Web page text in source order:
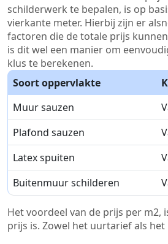
schilderwerk te bepalen, is op
vierkante meter. Hierbij zijn er
factoren die de totale prijs
is dit wel een manier om
klus te berekenen.
Soort oppervlakte
Muur sauzen
Plafond sauzen
Latex spuiten
Buitenmuur schilderen
Het voordeel van de prijs per m2,
prijs is. Zowel het uurtarief als